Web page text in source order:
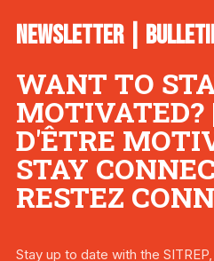
NEWSLETTER |
WANT TO
MOTIVATED?
D'ÊTRE
STAY
RESTEZ
Stay up to date with the